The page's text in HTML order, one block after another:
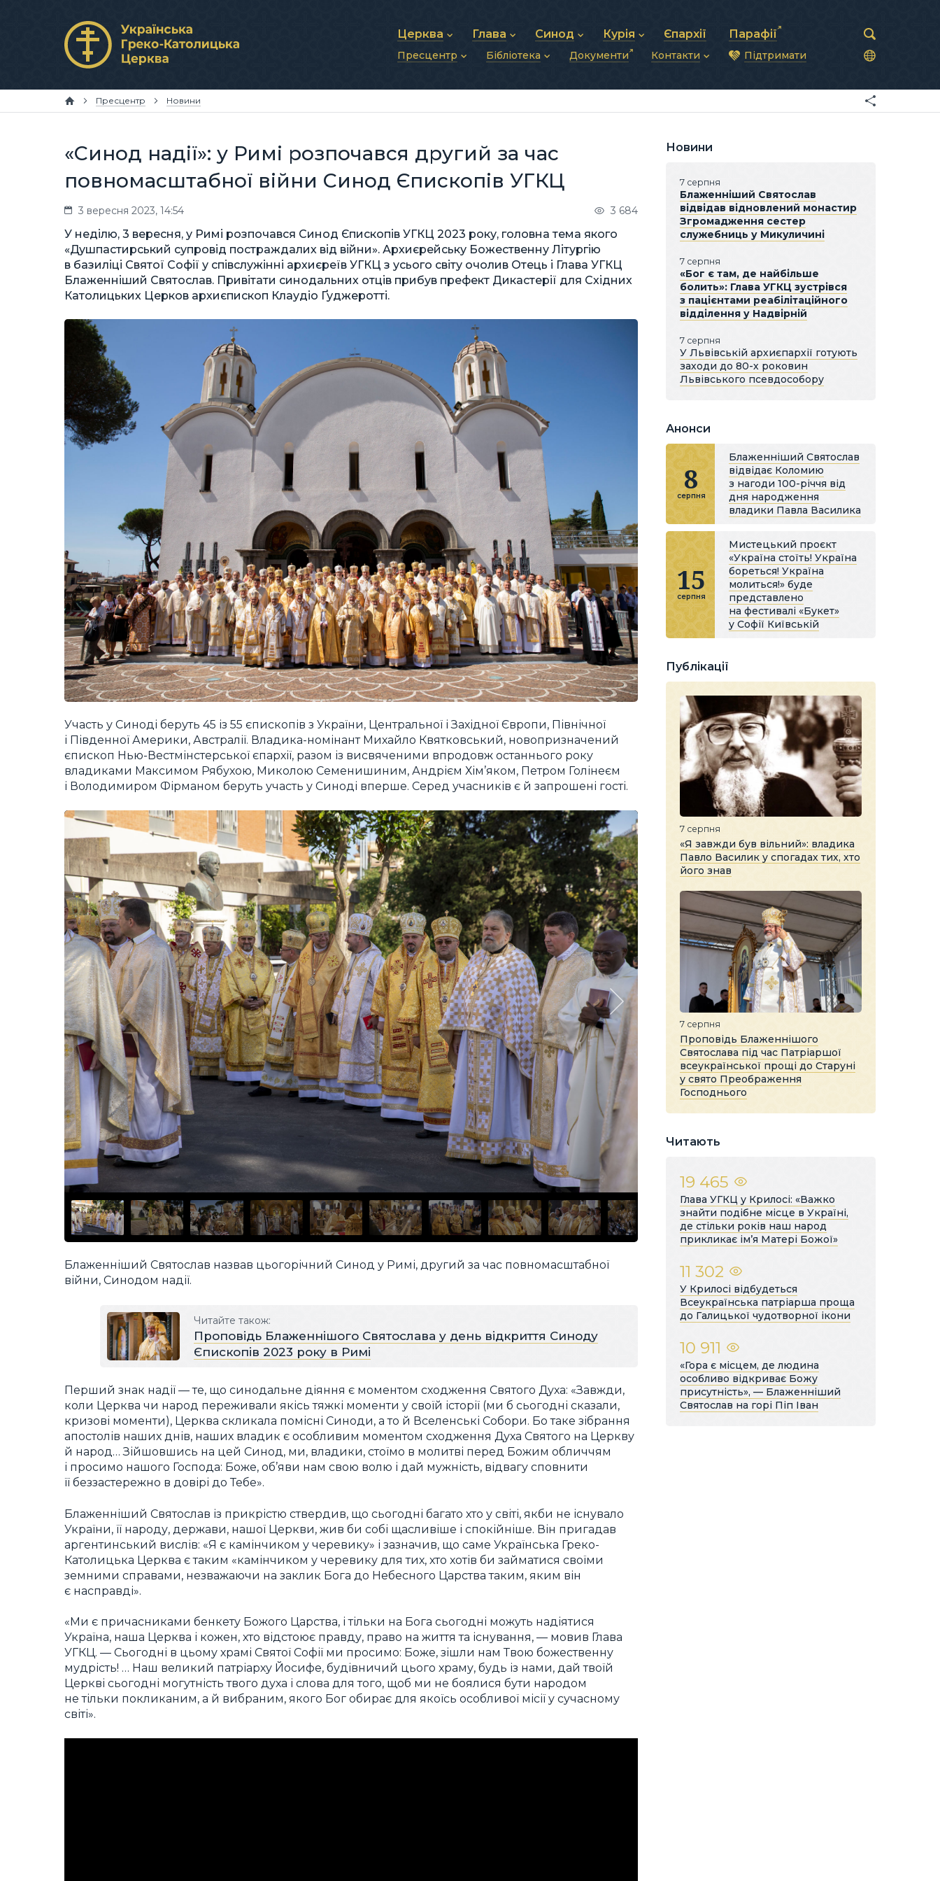
Церква
Про УГКЦ
Структура УГКЦ
Глава
Блаженніший Святослав
Фотографії
Синод
Синод Єпископів
Митрополичі Синоди
Курія
Душпастирська рада
Зв’язки та комунікації
Єпархії Парафії
Пресцентр
Публікації
Фото та відео
Архів новин (2013–2022)
Бібліотека
Молитви
Документи Контакти
Синоди Єпископів
Патріарша курія
Підтримати
Пресцентр Новини
«Синод надії»: у Римі розпочався другий за час
повномасштабної війни Синод Єпископів УГКЦ
3 вересня 2023, 14:54 3 684
У неділю, 3 вересня, у Римі розпочався Синод Єпископів УГКЦ 2023 року, головна тема якого
«Душпастирський супровід постраждалих від війни». Архиєрейську Божественну Літургію
в базиліці Святої Софії у співслужінні архиєреїв УГКЦ з усього світу очолив Отець і Глава УГКЦ
Блаженніший Святослав. Привітати синодальних отців прибув префект Дикастерії для Східних
Католицьких Церков архиєпископ Клаудіо Ґуджеротті.
Участь у Синоді беруть 45 із 55 єпископів з України, Центральної і Західної Європи, Північної
і Південної Америки, Австралії. Владика-номінант Михайло Квятковський, новопризначений
єпископ Нью-Вестмінстерської єпархії, разом із висвяченими впродовж останнього року
владиками Максимом Рябухою, Миколою Семенишиним, Андрієм Хім’яком, Петром Голінеєм
і Володимиром Фірманом беруть участь у Синоді вперше. Серед учасників є й запрошені гості.
Блаженніший Святослав назвав цьогорічний Синод у Римі, другий за час повномасштабної
війни, Синодом надії.
Читайте також:
Проповідь Блаженнішого Святослава у день відкриття Синоду
Єпископів 2023 року в Римі
Перший знак надії — те, що синодальне діяння є моментом сходження Святого Духа: «Завжди,
коли Церква чи народ переживали якісь тяжкі моменти у своїй історії (ми б сьогодні сказали,
кризові моменти), Церква скликала помісні Синоди, а то й Вселенські Собори. Бо таке зібрання
апостолів наших днів, наших владик є особливим моментом сходження Духа Святого на Церкву
й народ… Зійшовшись на цей Синод, ми, владики, стоїмо в молитві перед Божим обличчям
і просимо нашого Господа: Боже, об’яви нам свою волю і дай мужність, відвагу сповнити
її беззастережно в довірі до Тебе».
Блаженніший Святослав із прикрістю ствердив, що сьогодні багато хто у світі, якби не існувало
України, її народу, держави, нашої Церкви, жив би собі щасливіше і спокійніше. Він пригадав
аргентинський вислів: «Я є камінчиком у черевику» і зазначив, що саме Українська Греко-
Католицька Церква є таким «камінчиком у черевику для тих, хто хотів би займатися своїми
земними справами, незважаючи на заклик Бога до Небесного Царства таким, яким він
є насправді».
«Ми є причасниками бенкету Божого Царства, і тільки на Бога сьогодні можуть надіятися
Україна, наша Церква і кожен, хто відстоює правду, право на життя та існування, — мовив Глава
УГКЦ. — Сьогодні в цьому храмі Святої Софії ми просимо: Боже, зішли нам Твою божественну
мудрість! … Наш великий патріарху Йосифе, будівничий цього храму, будь із нами, дай твоїй
Церкві сьогодні могутність твого духа і слова для того, щоб ми не боялися бути народом
не тільки покликаним, а й вибраним, якого Бог обирає для якоїсь особливої місії у сучасному
світі».
Новини
7 серпня
Блаженніший Святослав
відвідав відновлений монастир
Згромадження сестер
служебниць у Микуличині
7 серпня
«Бог є там, де найбільше
болить»: Глава УГКЦ зустрівся
з пацієнтами реабілітаційного
відділення у Надвірній
7 серпня
У Львівській архиєпархії готують
заходи до 80-х роковин
Львівського псевдособору
Анонси
8
серпня
Блаженніший Святослав
відвідає Коломию
з нагоди 100-річчя від
дня народження
владики Павла Василика
15
серпня
Мистецький проєкт
«Україна стоїть! Україна
бореться! Україна
молиться!» буде
представлено
на фестивалі «Букет»
у Софії Київській
Публікації
7 серпня
«Я завжди був вільний»: владика
Павло Василик у спогадах тих, хто
його знав
7 серпня
Проповідь Блаженнішого
Святослава під час Патріаршої
всеукраїнської прощі до Старуні
у свято Преображення
Господнього
Читають
19 465
Глава УГКЦ у Крилосі: «Важко
знайти подібне місце в Україні,
де стільки років наш народ
прикликає ім’я Матері Божої»
11 302
У Крилосі відбудеться
Всеукраїнська патріарша проща
до Галицької чудотворної ікони
10 911
«Гора є місцем, де людина
особливо відкриває Божу
присутність», — Блаженніший
Святослав на горі Піп Іван